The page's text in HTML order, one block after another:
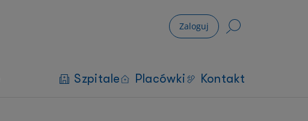
Zaloguj
Szpitale Placówki Kontakt